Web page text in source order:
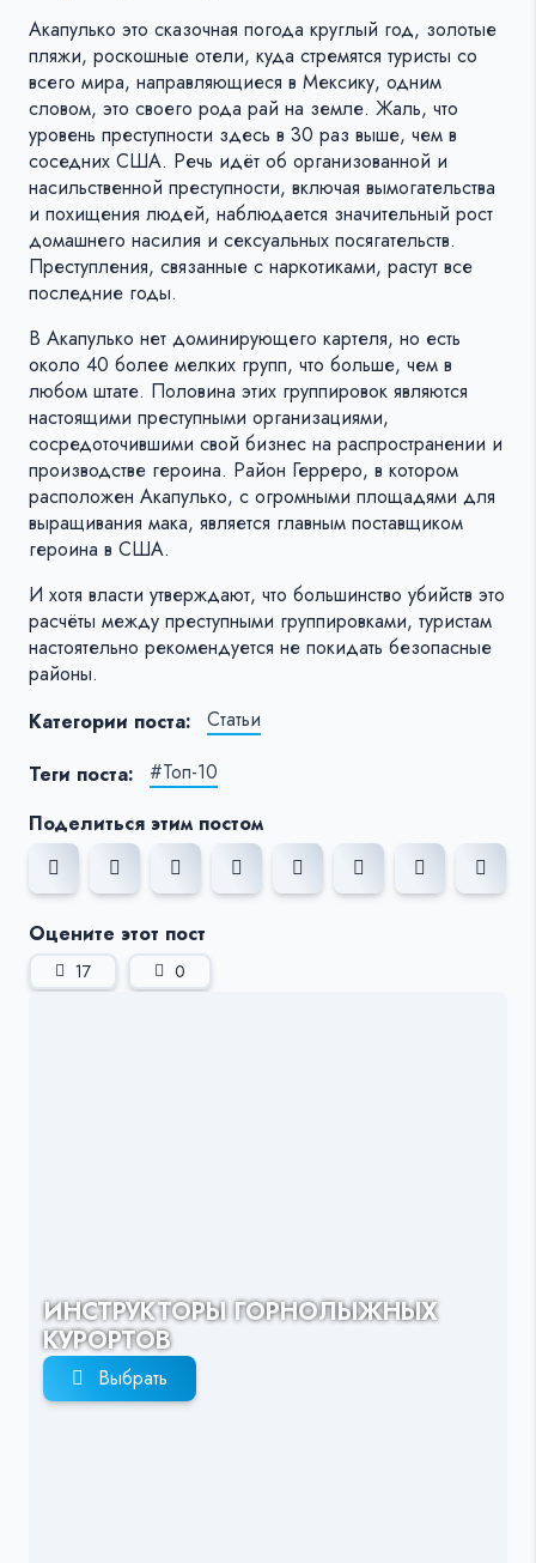
Акапулько это сказочная погода круглый год, золотые
пляжи, роскошные отели, куда стремятся туристы со
всего мира, направляющиеся в Мексику, одним
словом, это своего рода рай на земле. Жаль, что
уровень преступности здесь в 30 раз выше, чем в
соседних США. Речь идёт об организованной и
насильственной преступности, включая вымогательства
и похищения людей, наблюдается значительный рост
домашнего насилия и сексуальных посягательств.
Преступления, связанные с наркотиками, растут все
последние годы.
В Акапулько нет доминирующего картеля, но есть
около 40 более мелких групп, что больше, чем в
любом штате. Половина этих группировок являются
настоящими преступными организациями,
сосредоточившими свой бизнес на распространении и
производстве героина. Район Герреро, в котором
расположен Акапулько, с огромными площадями для
выращивания мака, является главным поставщиком
героина в США.
И хотя власти утверждают, что большинство убийств это
расчёты между преступными группировками, туристам
настоятельно рекомендуется не покидать безопасные
районы.
Категории поста:
Статьи
Теги поста:
#Топ-10
Поделиться этим постом
Оцените этот пост
17 0
ИНСТРУКТОРЫ ГОРНОЛЫЖНЫХ
КУРОРТОВ
Выбрать